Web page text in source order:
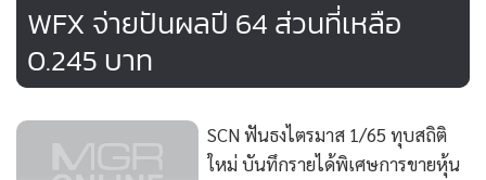
WFX จ่ายปันผลปี 64 ส่วนที่เหลือ
0.245 บาท
SCN ฟันธงไตรมาส 1/65 ทุบสถิติ
ใหม่ บันทึกรายได้พิเศษการขายหุ้น